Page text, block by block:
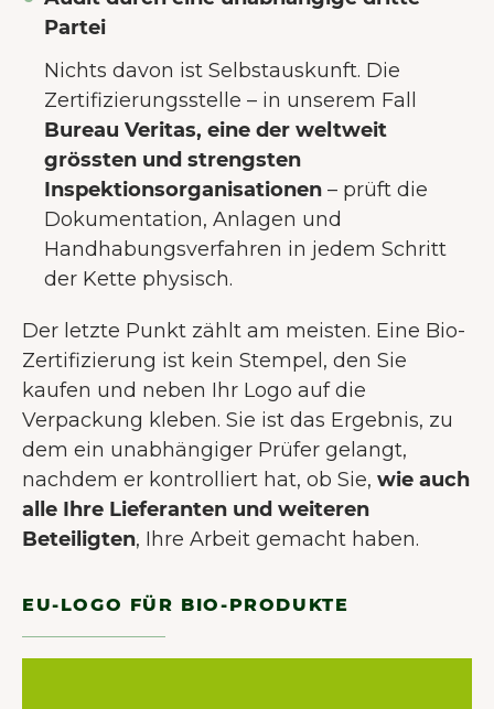
Partei
Nichts davon ist Selbstauskunft. Die
Zertifizierungsstelle – in unserem Fall
Bureau Veritas, eine der weltweit
grössten und strengsten
Inspektionsorganisationen – prüft die
Dokumentation, Anlagen und
Handhabungsverfahren in jedem Schritt
der Kette physisch.
Der letzte Punkt zählt am meisten. Eine Bio-
Zertifizierung ist kein Stempel, den Sie
kaufen und neben Ihr Logo auf die
Verpackung kleben. Sie ist das Ergebnis, zu
dem ein unabhängiger Prüfer gelangt,
nachdem er kontrolliert hat, ob Sie, wie auch
alle Ihre Lieferanten und weiteren
Beteiligten, Ihre Arbeit gemacht haben.
EU-LOGO FÜR BIO-PRODUKTE